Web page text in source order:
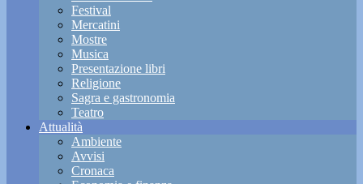
Festival
Mercatini
Mostre
Musica
Presentazione libri
Religione
Sagra e gastronomia
Teatro
Attualità
Ambiente
Avvisi
Cronaca